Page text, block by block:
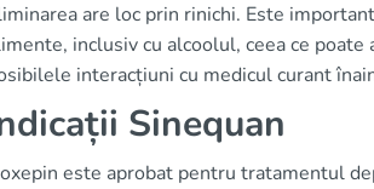
are loc prin rinichi. Este
inclusiv cu alcoolul, ceea ce
interacțiuni cu medicul curant
Sinequan
este aprobat pentru tratamentul